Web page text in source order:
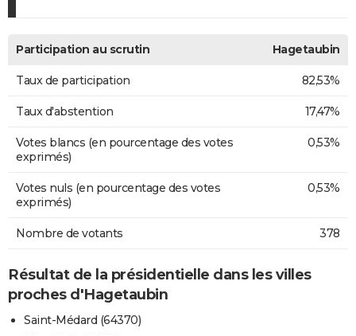
Participation au scrutin Hagetaubin
Taux de participation 82,53%
Taux d'abstention 17,47%
Votes blancs (en pourcentage des votes
exprimés)
0,53%
Votes nuls (en pourcentage des votes
exprimés)
0,53%
Nombre de votants 378
Résultat de la présidentielle dans les villes
proches d'Hagetaubin
Saint-Médard (64370)